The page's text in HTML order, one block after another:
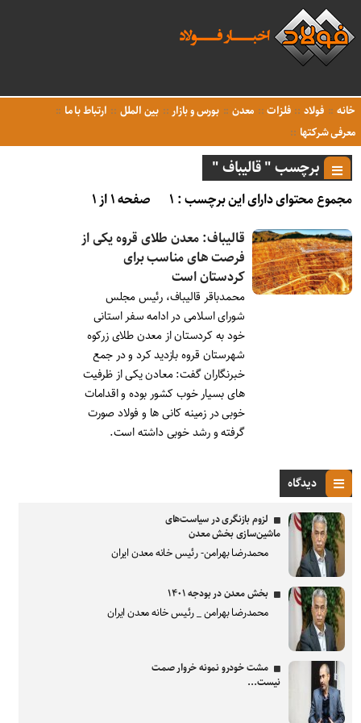
خانه فولاد فلزات معدن بورس و بازار بین الملل
ارتباط با ما
معرفی شرکتها
برچسب " قالیباف "
مجموع محتوای دارای این برچسب : ۱
صفحه ۱ از ۱
قالیباف: معدن طلای قروه یکی از
فرصت های مناسب برای
کردستان است
محمدباقر قالیباف، رئیس مجلس
شورای اسلامی در ادامه سفر استانی
خود به کردستان از معدن طلای زرکوه
شهرستان قروه بازدید کرد و در جمع
خبرنگاران گفت: معادن یکی از ظرفیت
های بسیار خوب کشور بوده و اقدامات
خوبی در زمینه کانی ها و فولاد صورت
گرفته و رشد خوبی داشته است.
دیدگاه
لزوم بازنگری در سیاست‌های
ماشین‌سازی بخش معدن
محمدرضا بهرامن- رئیس خانه معدن ایران
بخش معدن در بودجه ۱۴۰۱
محمدرضا بهرامن _ رئیس خانه معدن ایران
مشت خودرو نمونه خروار صمت
نیست...